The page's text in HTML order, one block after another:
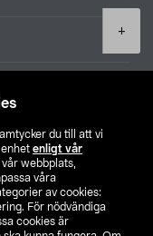
du till att vi
enligt vår
webbplats,
våra
av cookies:
För nödvändiga
cookies är
+